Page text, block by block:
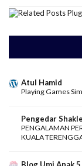
Atul Hamid
Playing Games
Pengedar
PENGALAMAN
KUALA